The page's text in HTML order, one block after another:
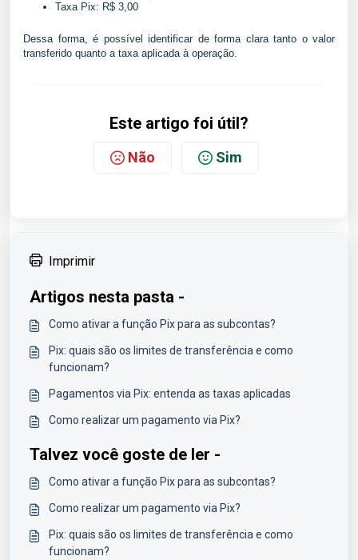
Taxa Pix: R$ 3,00
Dessa forma, é possível identificar de forma clara tanto o valor
transferido quanto a taxa aplicada à operação.
Este artigo foi útil?
Não Sim
Imprimir
Artigos nesta pasta -
Como ativar a função Pix para as subcontas?
Pix: quais são os limites de transferência e como
funcionam?
Pagamentos via Pix: entenda as taxas aplicadas
Como realizar um pagamento via Pix?
Talvez você goste de ler -
Como ativar a função Pix para as subcontas?
Como realizar um pagamento via Pix?
Pix: quais são os limites de transferência e como
funcionam?